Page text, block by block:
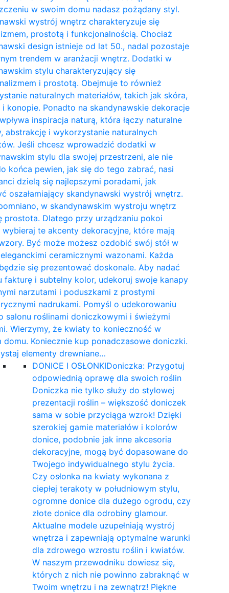
w swoim domu nadasz pożądany styl.
wystrój wnętrz charakteryzuje się
prostotą i funkcjonalnością. Chociaż
design istnieje od lat 50., nadal pozostaje
trendem w aranżacji wnętrz. Dodatki w
stylu charakteryzujący się
i prostotą. Obejmuje to również
naturalnych materiałów, takich jak skóra,
konopie. Ponadto na skandynawskie dekoracje
inspiracja naturą, która łączy naturalne
abstrakcję i wykorzystanie naturalnych
Jeśli chcesz wprowadzić dodatki w
stylu dla swojej przestrzeni, ale nie
końca pewien, jak się do tego zabrać, nasi
dzielą się najlepszymi poradami, jak
oszałamiający skandynawski wystrój wnętrz.
w skandynawskim wystroju wnętrz
prostota. Dlatego przy urządzaniu pokoi
wybieraj te akcenty dekoracyjne, które mają
Być może możesz ozdobić swój stół w
ceramicznymi wazonami. Każda
się prezentować doskonale. Aby nadać
fakturę i subtelny kolor, udekoruj swoje kanapy
narzutami i poduszkami z prostymi
nadrukami. Pomyśl o udekorowaniu
salonu roślinami doniczkowymi i świeżymi
Wierzymy, że kwiaty to konieczność w
domu. Koniecznie kup ponadczasowe doniczki.
elementy drewniane…
DONICE I OSŁONKIDoniczka: Przygotuj
odpowiednią oprawę dla swoich roślin
Doniczka nie tylko służy do stylowej
prezentacji roślin – większość doniczek
sama w sobie przyciąga wzrok! Dzięki
szerokiej gamie materiałów i kolorów
donice, podobnie jak inne akcesoria
dekoracyjne, mogą być dopasowane do
Twojego indywidualnego stylu życia.
Czy osłonka na kwiaty wykonana z
ciepłej terakoty w południowym stylu,
ogromne donice dla dużego ogrodu, czy
złote donice dla odrobiny glamour.
Aktualne modele uzupełniają wystrój
wnętrza i zapewniają optymalne warunki
dla zdrowego wzrostu roślin i kwiatów.
W naszym przewodniku dowiesz się,
których z nich nie powinno zabraknąć w
Twoim wnętrzu i na zewnątrz! Piękne